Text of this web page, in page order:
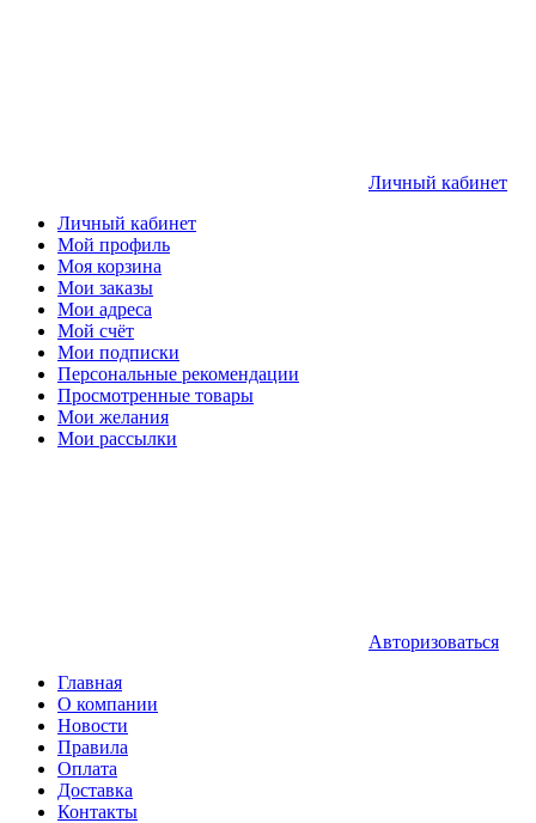
Личный кабинет
Личный кабинет
Мой профиль
Моя корзина
Мои заказы
Мои адреса
Мой счёт
Мои подписки
Персональные рекомендации
Просмотренные товары
Мои желания
Мои рассылки
Авторизоваться
Главная
О компании
Новости
Правила
Оплата
Доставка
Контакты